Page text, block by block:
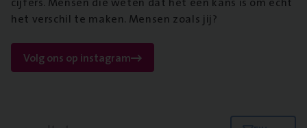
het verschil te maken. Mensen zoals jij?
Volg ons op instagram